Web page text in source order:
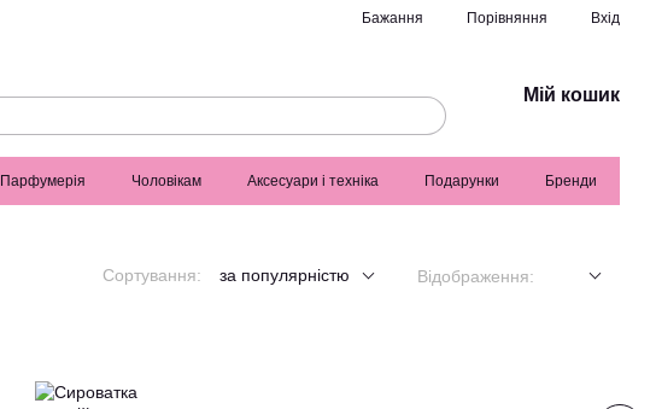
Бажання Порівняння Вхід
Мій кошик
Парфумерія Чоловікам Аксесуари і техніка Подарунки Бренди
Сортування: за популярністю Відображення: